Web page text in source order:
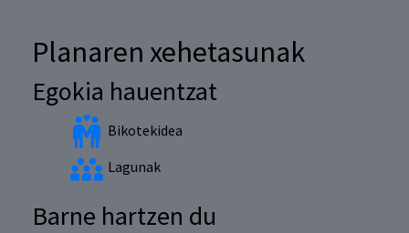
Planaren xehetasunak
Egokia hauentzat
Bikotekidea
Lagunak
Barne hartzen du